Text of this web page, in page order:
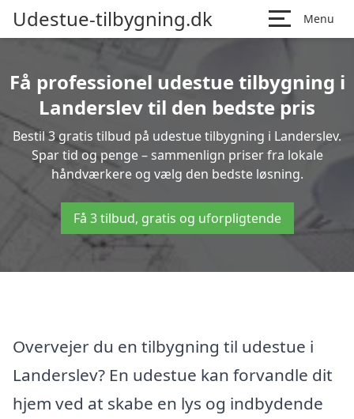
Udestue-tilbygning.dk Menu
Få professionel udestue tilbygning i
Landerslev til den bedste pris
Bestil 3 gratis tilbud på udestue tilbygning i Landerslev.
Spar tid og penge – sammenlign priser fra lokale
håndværkere og vælg den bedste løsning.
Få 3 tilbud, gratis og uforpligtende
Overvejer du en tilbygning til udestue i
Landerslev? En udestue kan forvandle dit
hjem ved at skabe en lys og indbydende